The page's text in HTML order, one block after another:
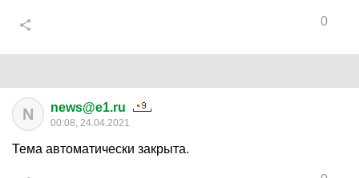
0
N news@e1.ru
00:08, 24.04.2021
Тема автоматически закрыта.